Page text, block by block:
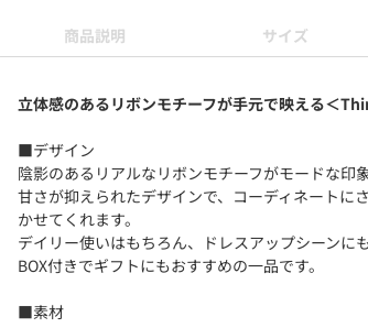
商品説明 サイズ
立体感のあるリボンモチーフが手元で映える＜
■デザイン
陰影のあるリアルなリボンモチーフがモードな印象
甘さが抑えられたデザインで、コーディネートに
かせてくれます。
デイリー使いはもちろん、ドレスアップシーンに
BOX付きでギフトにもおすすめの一品です。
■素材